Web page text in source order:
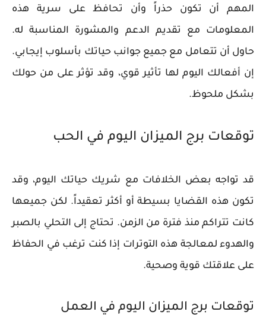
المهم أن تكون حذراً وأن تحافظ على سرية هذه
المعلومات مع تقديم الدعم والمشورة المناسبة له.
حاول أن تتعامل مع جميع جوانب حياتك بأسلوب إيجابي.
إن أفعالك اليوم لها تأثير قوي، وقد تؤثر على من حولك
بشكل ملحوظ.
توقعات برج الميزان اليوم في الحب
قد تواجه بعض الخلافات مع شريك حياتك اليوم، وقد
تكون هذه القضايا بسيطة أو أكثر تعقيداً. لكن جميعها
كانت تتراكم منذ فترة من الزمن. تحتاج إلى التحلي بالصبر
والهدوء لمعالجة هذه التوترات إذا كنت ترغب في الحفاظ
على علاقتك قوية وصحية.
توقعات برج الميزان اليوم في العمل